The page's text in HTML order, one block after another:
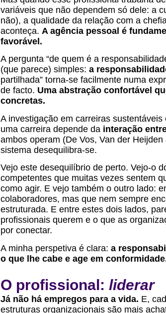
variáveis que não dependem só dele: a
não), a qualidade da relação com a
aconteça. A agência pessoal é
favorável.
A pergunta “de quem é a
(que parece) simples: a
partilhada” torna-se facilmente numa
de facto. Uma abstração confortável
concretas.
A investigação em carreiras
uma carreira depende da interação
ambos operam (De Vos, Van der
sistema desequilibra-se.
Vejo este desequilíbrio de perto. Vejo-o
competentes que muitas vezes sentem
como agir. E vejo também o outro lado:
colaboradores, mas que nem sempre
estruturada. E entre estes dois lados,
profissionais querem e o que as
por conectar.
A minha perspetiva é clara: a
o que lhe cabe e age em
O profissional: liderar
Já não há empregos para a vida. E,
estruturas organizacionais são mais